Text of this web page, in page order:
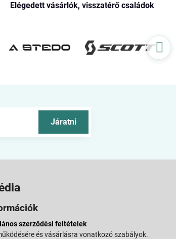
Elégedett vásárlók, visszatérő családok
Járatni
szerződési feltételek
és vásárlásra vonatkozó szabályok.